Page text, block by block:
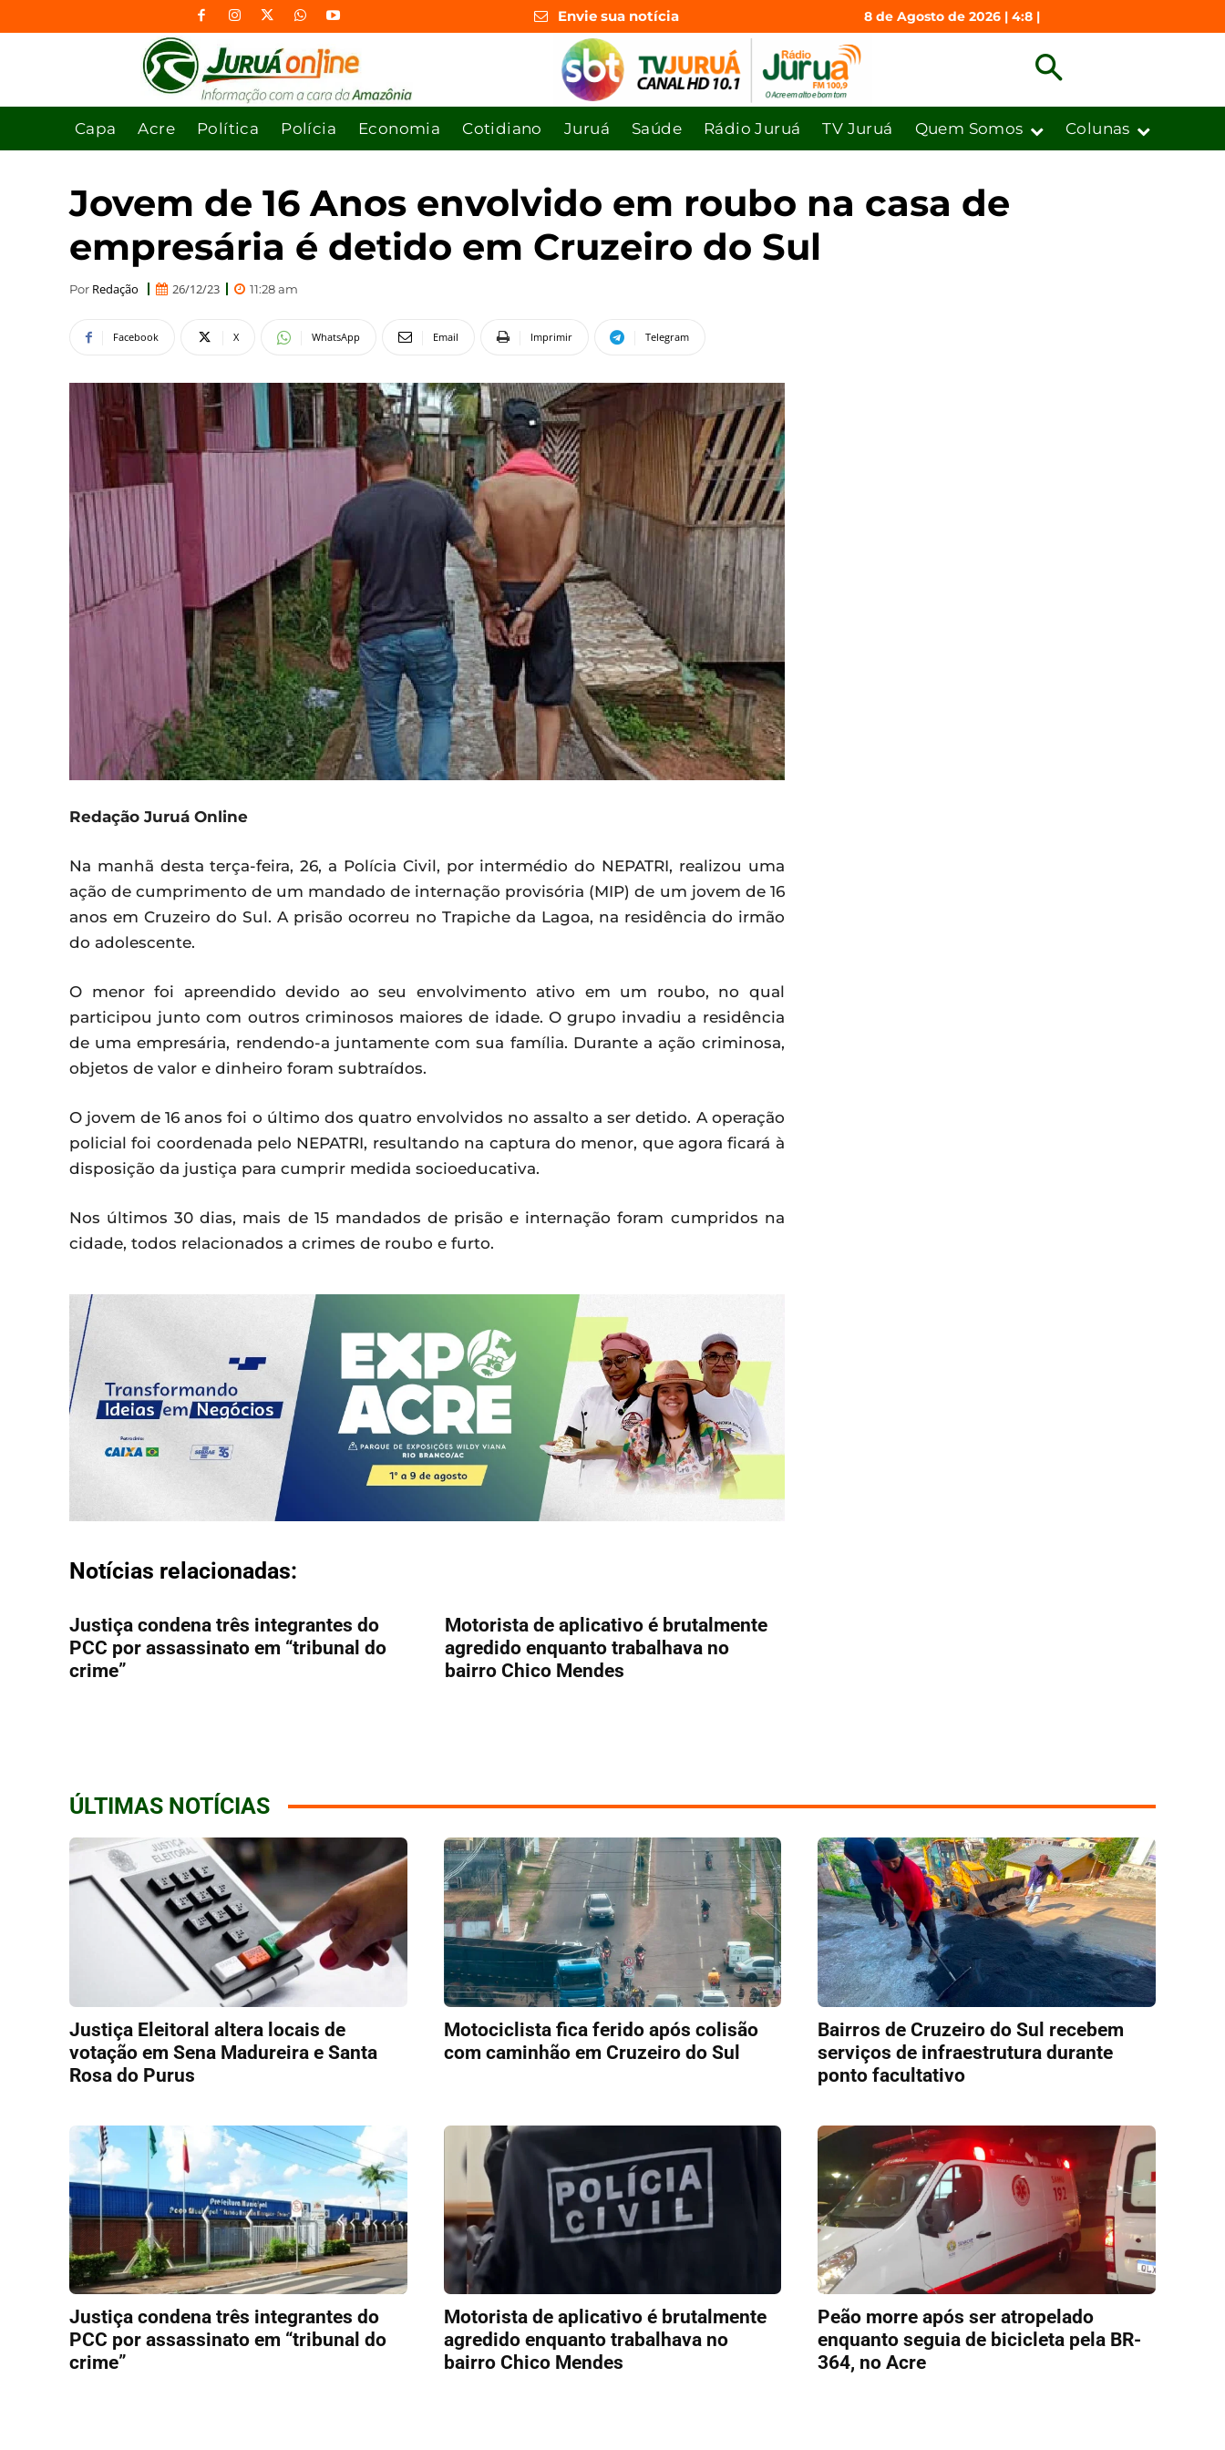
Envie sua notícia 8 de Agosto de 2026 | 4:8 |
Capa Acre Política Polícia Economia Cotidiano Juruá Saúde Rádio Juruá TV Juruá Quem Somos Colunas
Jovem de 16 Anos envolvido em roubo na casa de
empresária é detido em Cruzeiro do Sul
Por Redação 26/12/23 11:28 am
Facebook X WhatsApp Email Imprimir Telegram
Redação Juruá Online
Na manhã desta terça-feira, 26, a Polícia Civil, por intermédio do NEPATRI, realizou uma
ação de cumprimento de um mandado de internação provisória (MIP) de um jovem de 16
anos em Cruzeiro do Sul. A prisão ocorreu no Trapiche da Lagoa, na residência do irmão
do adolescente.
O menor foi apreendido devido ao seu envolvimento ativo em um roubo, no qual
participou junto com outros criminosos maiores de idade. O grupo invadiu a residência
de uma empresária, rendendo-a juntamente com sua família. Durante a ação criminosa,
objetos de valor e dinheiro foram subtraídos.
O jovem de 16 anos foi o último dos quatro envolvidos no assalto a ser detido. A operação
policial foi coordenada pelo NEPATRI, resultando na captura do menor, que agora ficará à
disposição da justiça para cumprir medida socioeducativa.
Nos últimos 30 dias, mais de 15 mandados de prisão e internação foram cumpridos na
cidade, todos relacionados a crimes de roubo e furto.
Notícias relacionadas:
Justiça condena três integrantes do
PCC por assassinato em “tribunal do
crime”
Motorista de aplicativo é brutalmente
agredido enquanto trabalhava no
bairro Chico Mendes
ÚLTIMAS NOTÍCIAS
Justiça Eleitoral altera locais de
votação em Sena Madureira e Santa
Rosa do Purus
Motociclista fica ferido após colisão
com caminhão em Cruzeiro do Sul
Bairros de Cruzeiro do Sul recebem
serviços de infraestrutura durante
ponto facultativo
Justiça condena três integrantes do
PCC por assassinato em “tribunal do
crime”
Motorista de aplicativo é brutalmente
agredido enquanto trabalhava no
bairro Chico Mendes
Peão morre após ser atropelado
enquanto seguia de bicicleta pela BR-
364, no Acre